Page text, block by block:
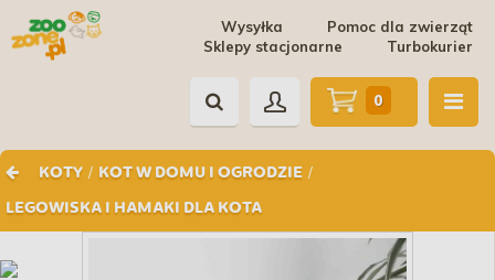
Pomoc dla zwierząt
Wysyłka
Turbokurier
Sklepy stacjonarne
KOTY / KOT W DOMU I OGRODZIE /
LEGOWISKA I HAMAKI DLA KOTA
0